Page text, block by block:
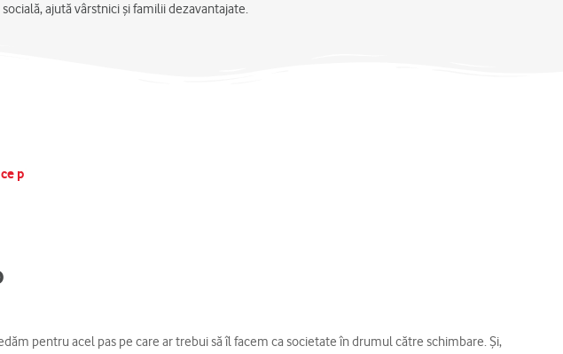
socială, ajută vârstnici și familii dezavantajate.​
pentru acel pas pe care ar trebui să îl facem ca societate în drumul către schimbare. Şi,